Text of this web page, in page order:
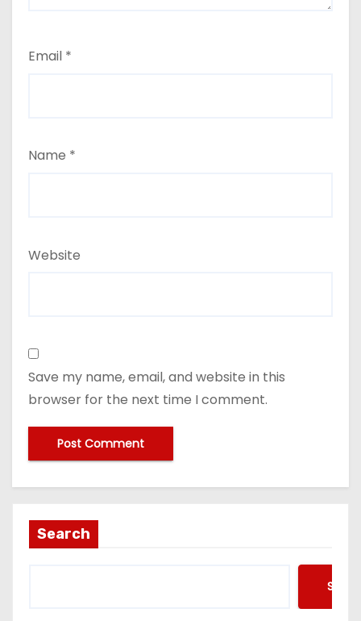
Email *
Name *
Website
Save my name, email, and website in this
browser for the next time I comment.
Search